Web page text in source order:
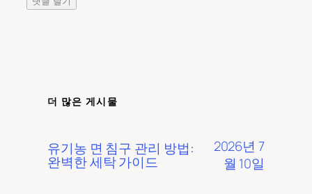
더 많은 게시물
유기농 면 침구 관리 방법:
완벽한 세탁 가이드
2026년 7
월 10일